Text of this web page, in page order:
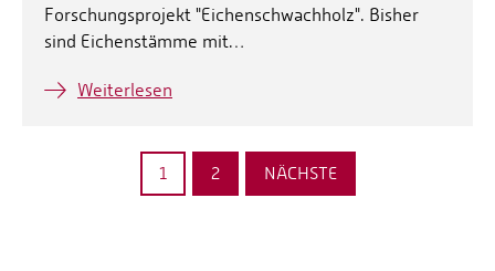
Forschungsprojekt "Eichenschwachholz". Bisher
sind Eichenstämme mit…
Weiterlesen
1 2 NÄCHSTE